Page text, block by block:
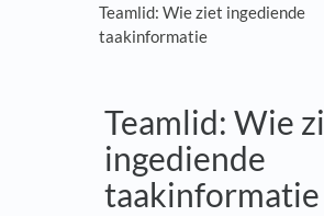
Teamlid: Wie ziet ingediende
taakinformatie
Teamlid: Wie
ingediende
taakinformatie